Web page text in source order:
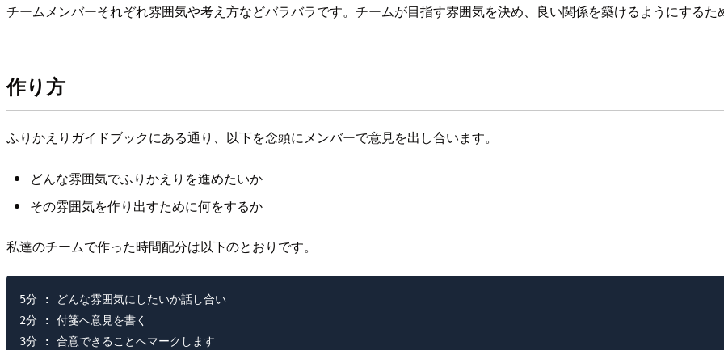
チームメンバーそれぞれ雰囲気や考え方などバラバラです。チームが目指す雰囲気を決め、良い関係を築けるようにするた
作り方
ふりかえりガイドブックにある通り、以下を念頭にメンバーで意見を出し合います。
どんな雰囲気でふりかえりを進めたいか
その雰囲気を作り出すために何をするか
私達のチームで作った時間配分は以下のとおりです。
5分 : どんな雰囲気にしたいか話し合い
2分 : 付箋へ意見を書く